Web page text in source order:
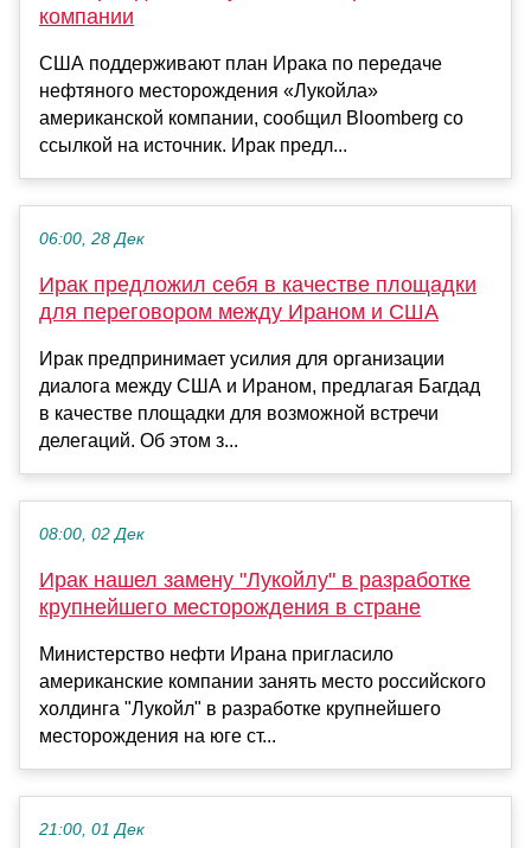
компании
США поддерживают план Ирака по передаче
нефтяного месторождения «Лукойла»
американской компании, сообщил Bloomberg со
ссылкой на источник. Ирак предл...
06:00, 28 Дек
Ирак предложил себя в качестве площадки
для переговором между Ираном и США
Ирак предпринимает усилия для организации
диалога между США и Ираном, предлагая Багдад
в качестве площадки для возможной встречи
делегаций. Об этом з...
08:00, 02 Дек
Ирак нашел замену "Лукойлу" в разработке
крупнейшего месторождения в стране
Министерство нефти Ирана пригласило
американские компании занять место российского
холдинга "Лукойл" в разработке крупнейшего
месторождения на юге ст...
21:00, 01 Дек